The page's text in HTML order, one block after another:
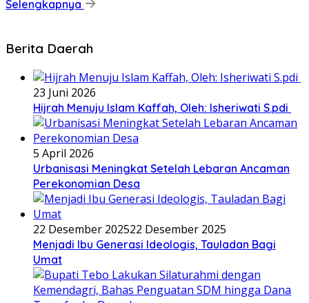
Selengkapnya
Berita Daerah
23 Juni 2026
Hijrah Menuju Islam Kaffah, Oleh: Isheriwati S.pdi
5 April 2026
Urbanisasi Meningkat Setelah Lebaran Ancaman
Perekonomian Desa
22 Desember 202522 Desember 2025
Menjadi Ibu Generasi Ideologis, Tauladan Bagi
Umat